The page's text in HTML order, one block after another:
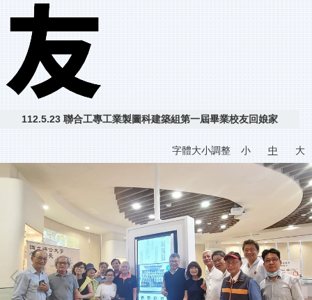
112.5.23 聯合工專工業製圖科建築組第一屆畢業校友回娘家
字體大小調整 小 中 大